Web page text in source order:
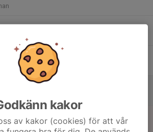
kakor
av kakor (cookies) för att vår